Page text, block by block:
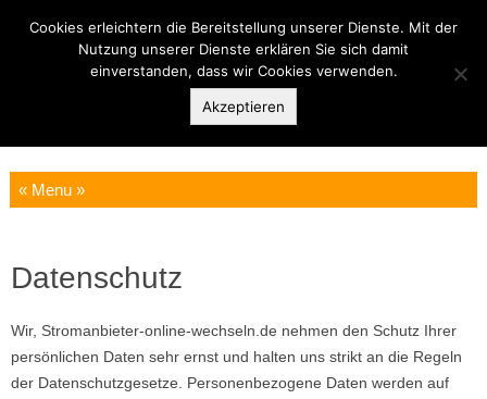
Stromanbieter Online
wechseln
Einfach online wechseln und sparen!
Zum Inhalt springen
Datenschutz
Wir, Stromanbieter-online-wechseln.de nehmen den Schutz Ihrer
persönlichen Daten sehr ernst und halten uns strikt an die Regeln
der Datenschutzgesetze. Personenbezogene Daten werden auf
Cookies erleichtern die Bereitstellung unserer Dienste. Mit der
Nutzung unserer Dienste erklären Sie sich damit
einverstanden, dass wir Cookies verwenden.
Akzeptieren